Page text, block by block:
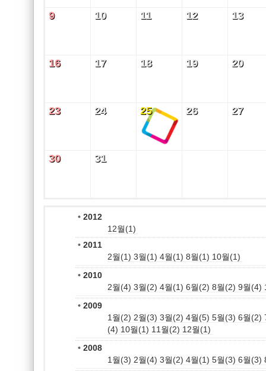
9
9 10
10 11
11 12
12 13
13
16
16 17
17 18
18 19
19 20
20
23
23 24
24 25
25 26
26 27
27
30
30 31
31
• 2012
12월(1)
• 2011
2월(1) 3월(1) 4월(1) 8월(1) 10월(1)
• 2010
2월(4) 3월(2) 4월(1) 6월(2) 8월(2) 9월(4)
• 2009
1월(2) 2월(3) 3월(2) 4월(5) 5월(3) 6월(2)
(4) 10월(1) 11월(2) 12월(1)
• 2008
1월(3) 2월(4) 3월(2) 4월(1) 5월(3) 6월(3)